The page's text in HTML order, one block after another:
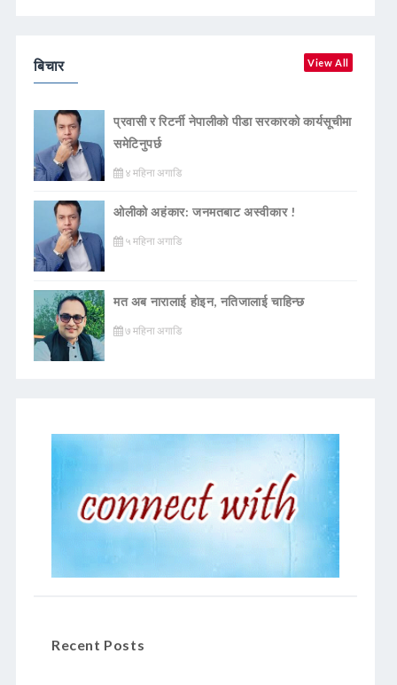
बिचार View All
प्रवासी र रिटर्नी नेपालीको पीडा सरकारको कार्यसूचीमा
समेटिनुपर्छ
४ महिना अगाडि
ओलीको अहंकार: जनमतबाट अस्वीकार !
५ महिना अगाडि
मत अब नारालाई होइन, नतिजालाई चाहिन्छ
७ महिना अगाडि
Recent Posts